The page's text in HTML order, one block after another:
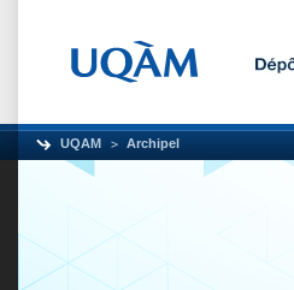
UQAM Archipel